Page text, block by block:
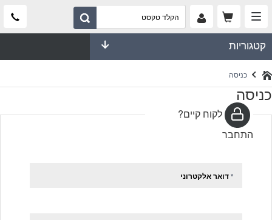
קטגוריות
כניסה
כניסה
לקוח קיים?
התחבר
* דואר אלקטרוני